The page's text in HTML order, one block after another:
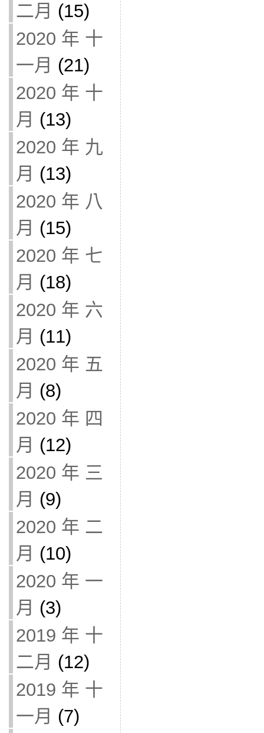
二月 (15)
2020 年 十
一月 (21)
2020 年 十
月 (13)
2020 年 九
月 (13)
2020 年 八
月 (15)
2020 年 七
月 (18)
2020 年 六
月 (11)
2020 年 五
月 (8)
2020 年 四
月 (12)
2020 年 三
月 (9)
2020 年 二
月 (10)
2020 年 一
月 (3)
2019 年 十
二月 (12)
2019 年 十
一月 (7)